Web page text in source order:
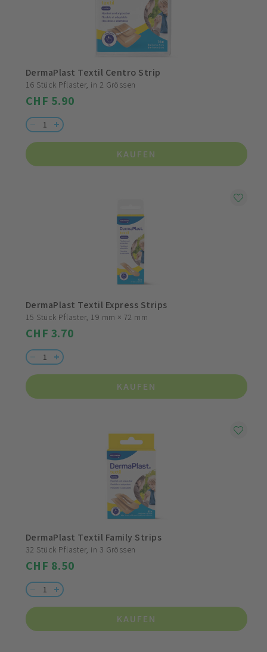
DermaPlast Textil Centro Strip
16 Stück Pflaster, in 2 Grössen
CHF 5.90
KAUFEN
DermaPlast Textil Express Strips
15 Stück Pflaster, 19 mm × 72 mm
CHF 3.70
KAUFEN
DermaPlast Textil Family Strips
32 Stück Pflaster, in 3 Grössen
CHF 8.50
KAUFEN